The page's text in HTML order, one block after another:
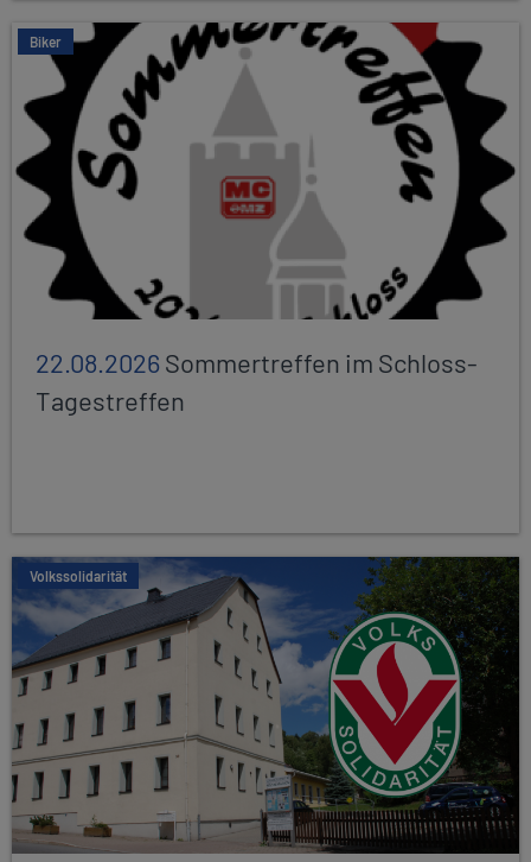
Biker
22.08.2026Sommertreffen im Schloss-
Tagestreffen
Volkssolidarität